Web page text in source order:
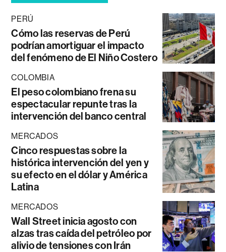
PERÚ
Cómo las reservas de Perú
podrían amortiguar el impacto
del fenómeno de El Niño Costero
COLOMBIA
El peso colombiano frena su
espectacular repunte tras la
intervención del banco central
MERCADOS
Cinco respuestas sobre la
histórica intervención del yen y
su efecto en el dólar y América
Latina
MERCADOS
Wall Street inicia agosto con
alzas tras caída del petróleo por
alivio de tensiones con Irán